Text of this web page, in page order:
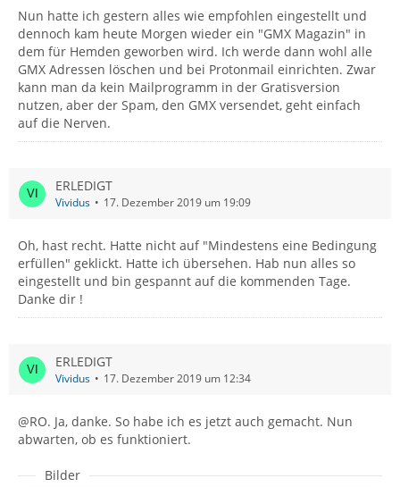
Nun hatte ich gestern alles wie empfohlen eingestellt und
dennoch kam heute Morgen wieder ein "GMX Magazin" in
dem für Hemden geworben wird. Ich werde dann wohl alle
GMX Adressen löschen und bei Protonmail einrichten. Zwar
kann man da kein Mailprogramm in der Gratisversion
nutzen, aber der Spam, den GMX versendet, geht einfach
auf die Nerven.
ERLEDIGT
Vividus 17. Dezember 2019 um 19:09
Oh, hast recht. Hatte nicht auf "Mindestens eine Bedingung
erfüllen" geklickt. Hatte ich übersehen. Hab nun alles so
eingestellt und bin gespannt auf die kommenden Tage.
Danke dir !
ERLEDIGT
Vividus 17. Dezember 2019 um 12:34
@RO. Ja, danke. So habe ich es jetzt auch gemacht. Nun
abwarten, ob es funktioniert.
Bilder